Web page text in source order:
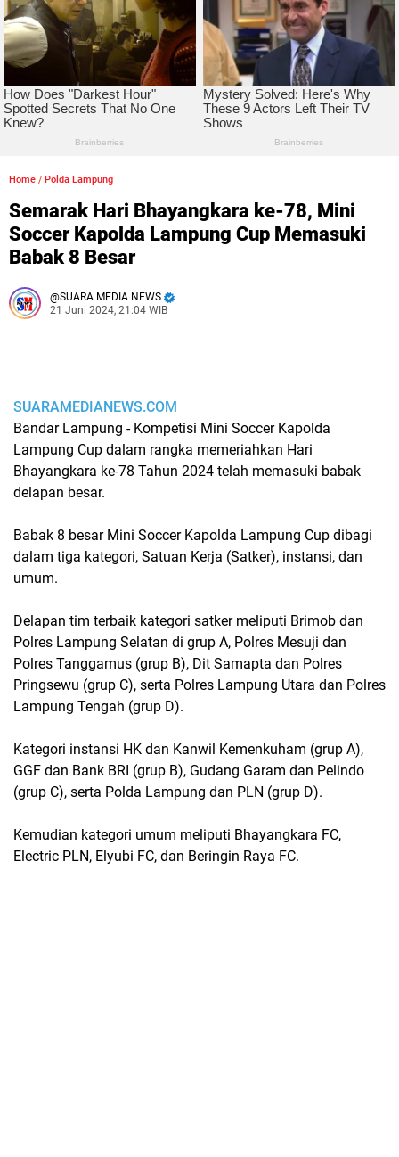
Home / Polda Lampung
Semarak Hari Bhayangkara ke-78, Mini
Soccer Kapolda Lampung Cup Memasuki
Babak 8 Besar
SUARA MEDIA NEWS
21 Juni 2024, 21:04 WIB
SUARAMEDIANEWS.COM
Bandar Lampung - Kompetisi Mini Soccer Kapolda
Lampung Cup dalam rangka memeriahkan Hari
Bhayangkara ke-78 Tahun 2024 telah memasuki babak
delapan besar.
Babak 8 besar Mini Soccer Kapolda Lampung Cup dibagi
dalam tiga kategori, Satuan Kerja (Satker), instansi, dan
umum.
Delapan tim terbaik kategori satker meliputi Brimob dan
Polres Lampung Selatan di grup A, Polres Mesuji dan
Polres Tanggamus (grup B), Dit Samapta dan Polres
Pringsewu (grup C), serta Polres Lampung Utara dan Polres
Lampung Tengah (grup D).
Kategori instansi HK dan Kanwil Kemenkuham (grup A),
GGF dan Bank BRI (grup B), Gudang Garam dan Pelindo
(grup C), serta Polda Lampung dan PLN (grup D).
Kemudian kategori umum meliputi Bhayangkara FC,
Electric PLN, Elyubi FC, dan Beringin Raya FC.